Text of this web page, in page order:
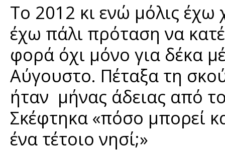
Το 2012 κι ενώ μόλις
έχω πάλι πρόταση να
φορά όχι μόνο για δέκα
Αύγουστο. Πέταξα τη
ήταν μήνας άδειας από
Σκέφτηκα «πόσο μπορεί
ένα τέτοιο νησί;»